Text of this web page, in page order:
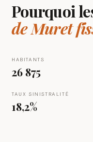
Pourquoi
deMuret
HABITANTS
26 875
TAUX SINISTRALITÉ
18,2%